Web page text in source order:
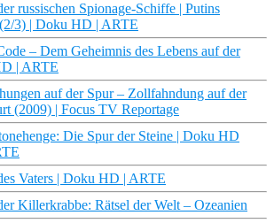
russischen Spionage-Schiffe | Putins
3) | Doku HD | ARTE
– Dem Geheimnis des Lebens auf der
| ARTE
auf der Spur – Zollfahndung auf der
(2009) | Focus TV Reportage
Die Spur der Steine | Doku HD
Vaters | Doku HD | ARTE
Killerkrabbe: Rätsel der Welt – Ozeanien